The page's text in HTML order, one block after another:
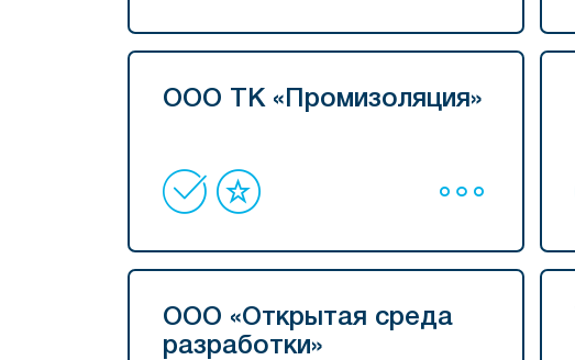
ООО ТК «Промизоляция»
ООО «Открытая среда
разработки»